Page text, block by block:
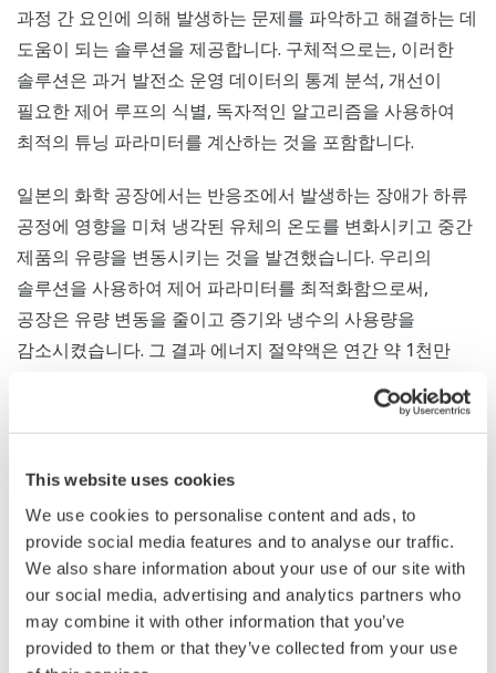
This website uses cookies
We use cookies to personalise content and ads, to
provide social media features and to analyse our traffic.
We also share information about your use of our site with
our social media, advertising and analytics partners who
may combine it with other information that you’ve
provided to them or that they’ve collected from your use
과정 간 요인에 의해 발생하는 문제를 파악하고 해결하는 데
도움이 되는 솔루션을 제공합니다. 구체적으로는, 이러한
솔루션은 과거 발전소 운영 데이터의 통계 분석, 개선이
필요한 제어 루프의 식별, 독자적인 알고리즘을 사용하여
최적의 튜닝 파라미터를 계산하는 것을 포함합니다.
일본의 화학 공장에서는 반응조에서 발생하는 장애가 하류
공정에 영향을 미쳐 냉각된 유체의 온도를 변화시키고 중간
제품의 유량을 변동시키는 것을 발견했습니다. 우리의
솔루션을 사용하여 제어 파라미터를 최적화함으로써,
공장은 유량 변동을 줄이고 증기와 냉수의 사용량을
감소시켰습니다. 그 결과 에너지 절약액은 연간 약 1천만
펄프 공장에서 Yokogawa는 제지 제조 과정의 일부 단계가
에 변동이 생기고 있음을 발견했습니다. 문제가 되는 제어
루프의 파라미터를 변경함으로써, 종이 공장은 공정을
안정화하고 기초 소재와 에너지의 낭비를 줄여 연간 약
2천만 엔의 이익을 증가시켰습니다.